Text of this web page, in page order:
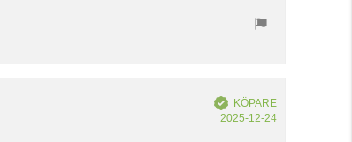
Bekräftad
KÖPARE
2025-12-24